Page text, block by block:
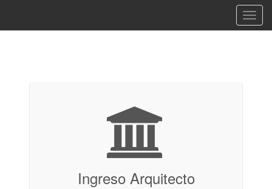
Ingreso Arquitecto